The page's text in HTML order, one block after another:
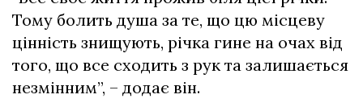
Тому болить душа за те, що цю місцеву
цінність знищують, річка гине на очах від
того, що все сходить з рук та залишається
незмінним”, – додає він.